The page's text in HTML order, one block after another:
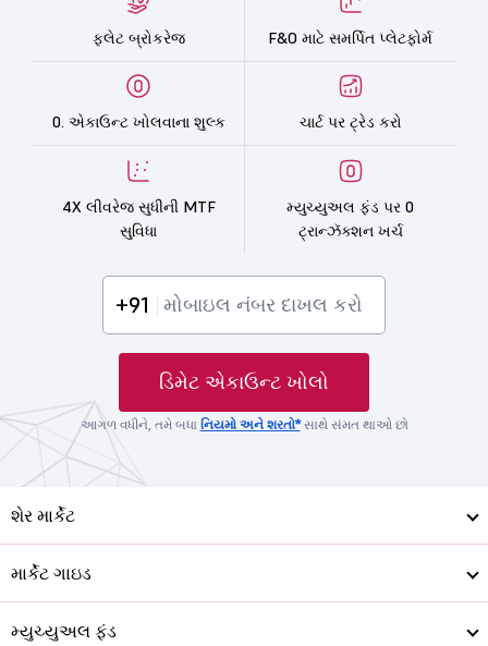
ફ્લેટ બ્રોકરેજ F&O માટે સમર્પિત પ્લેટફોર્મ
0. એકાઉન્ટ ખોલવાના શુલ્ક ચાર્ટ પર ટ્રેડ કરો
4X લીવરેજ સુધીની MTF
સુવિધા
મ્યુચ્યુઅલ ફંડ પર 0
ટ્રાન્ઝૅક્શન ખર્ચ
+91
ડિમેટ એકાઉન્ટ ખોલો
આગળ વધીને, તમે બધા નિયમો અને શરતો*સાથે સંમત થાઓ છો
શેર માર્કેટ
માર્કેટ ગાઇડ
મ્યુચ્યુઅલ ફંડ